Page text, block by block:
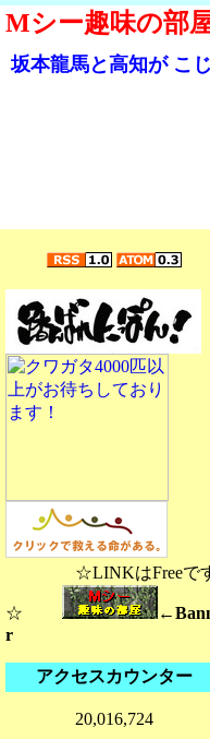
Mシー趣味の部
坂本龍馬と高知が こ
☆LINKはFreeで
☆
r
アクセスカウンター
20,016,724